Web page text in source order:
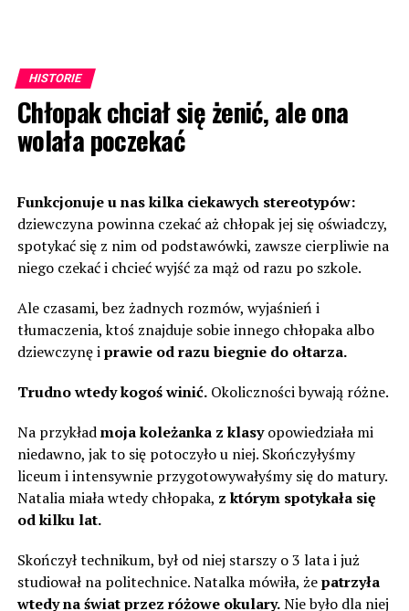
HISTORIE
Chłopak chciał się żenić, ale ona
wolała poczekać
Funkcjonuje u nas kilka ciekawych stereotypów:
dziewczyna powinna czekać aż chłopak jej się oświadczy,
spotykać się z nim od podstawówki, zawsze cierpliwie na
niego czekać i chcieć wyjść za mąż od razu po szkole.
Ale czasami, bez żadnych rozmów, wyjaśnień i
tłumaczenia, ktoś znajduje sobie innego chłopaka albo
dziewczynę iprawie od razu biegnie do ołtarza.
Trudno wtedy kogoś winić.Okoliczności bywają różne.
Na przykładmoja koleżanka z klasyopowiedziała mi
niedawno, jak to się potoczyło u niej. Skończyłyśmy
liceum i intensywnie przygotowywałyśmy się do matury.
Natalia miała wtedy chłopaka, z którym spotykała się
od kilku lat.
Skończył technikum, był od niej starszy o 3 lata i już
studiował na politechnice. Natalka mówiła, żepatrzyła
wtedy na świat przez różowe okulary.Nie było dla niej